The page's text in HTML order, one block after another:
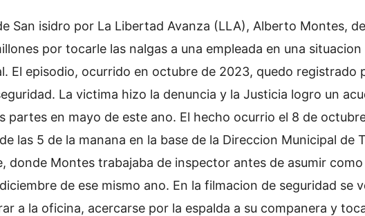
San isidro por La Libertad Avanza (LLA), Alberto Montes,
por tocarle las nalgas a una empleada en una situacion
El episodio, ocurrido en octubre de 2023, quedo registrado
La victima hizo la denuncia y la Justicia logro un
partes en mayo de este ano. El hecho ocurrio el 8 de
las 5 de la manana en la base de la Direccion Municipal de
donde Montes trabajaba de inspector antes de asumir como
de ese mismo ano. En la filmacion de seguridad se
a la oficina, acercarse por la espalda a su companera y